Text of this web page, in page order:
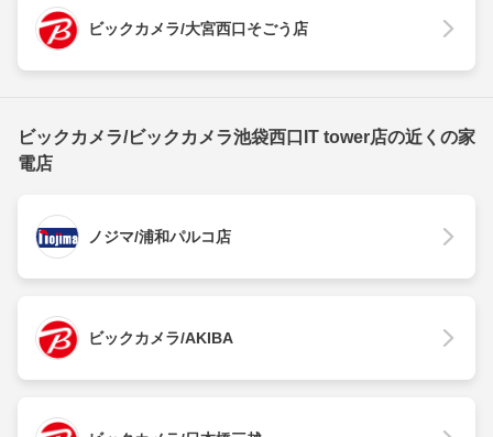
ビックカメラ/大宮西口そごう店
ビックカメラ/ビックカメラ池袋西口IT tower店の近くの家
電店
ノジマ/浦和パルコ店
ビックカメラ/AKIBA